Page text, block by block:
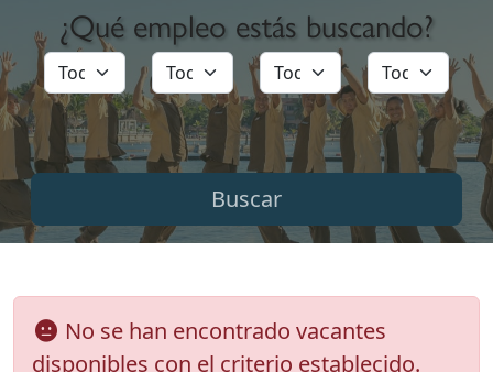
¿Qué empleo estás buscando?
No se han encontrado vacantes
disponibles con el criterio establecido.